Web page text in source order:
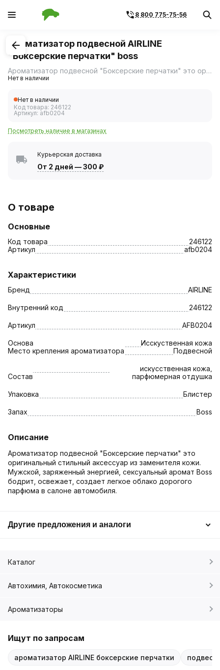
8 800 775-75-56
1/1
Ароматизатор подвесной AIRLINE
"Боксерские перчатки" boss
Ароматизатор подвесной "Боксерские перчатки" это оригинальный стильный аксессуар из заменителя кожи.
Нет в наличии
Нет в наличии
Код товара: 246122
Артикул: afb0204
Посмотреть наличие в магазинах
Курьерская доставка
От 2 дней —300 ₽
О товаре
Основные
Код товара
246122
Артикул
afb0204
Характеристики
Бренд AIRLINE
Внутренний код 246122
Артикул AFB0204
Основа
Исскуственная кожа
Место крепления ароматизатора
Подвесной
Состав
искусственная кожа,
парфюмерная отдушка
Упаковка Блистер
Запах Boss
Описание
Ароматизатор подвесной "Боксерские перчатки" это
оригинальный стильный аксессуар из заменителя кожи.
Мужской, заряженный энергией, сексуальный аромат Boss
бодрит, освежает, создает легкое облако дорогого
парфюма в салоне автомобиля.
Другие предложения и аналоги
Каталог
Автохимия, Автокосметика
Ароматизаторы
Ищут по запросам
ароматизатор AIRLINE боксерские перчатки